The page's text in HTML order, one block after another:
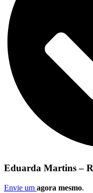
Eduarda Martins –
Envie um agora mesmo.